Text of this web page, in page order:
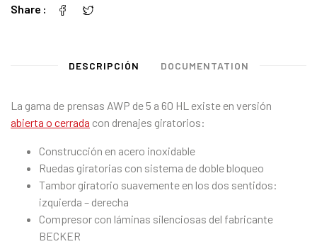
Share
DESCRIPCIÓN DOCUMENTATION
La gama de prensas AWP de 5 a 60 HL existe en versión
abierta o cerrada con drenajes giratorios:
Construcción en acero inoxidable
Ruedas giratorias con sistema de doble bloqueo
Tambor giratorio suavemente en los dos sentidos:
izquierda – derecha
Compresor con láminas silenciosas del fabricante
BECKER